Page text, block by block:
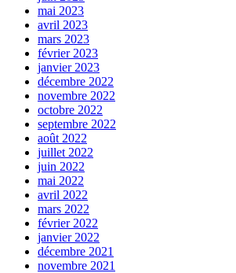
mai 2023
avril 2023
mars 2023
février 2023
janvier 2023
décembre 2022
novembre 2022
octobre 2022
septembre 2022
août 2022
juillet 2022
juin 2022
mai 2022
avril 2022
mars 2022
février 2022
janvier 2022
décembre 2021
novembre 2021